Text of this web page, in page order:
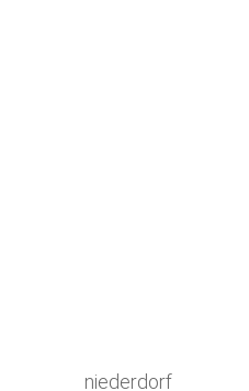
niederdorf